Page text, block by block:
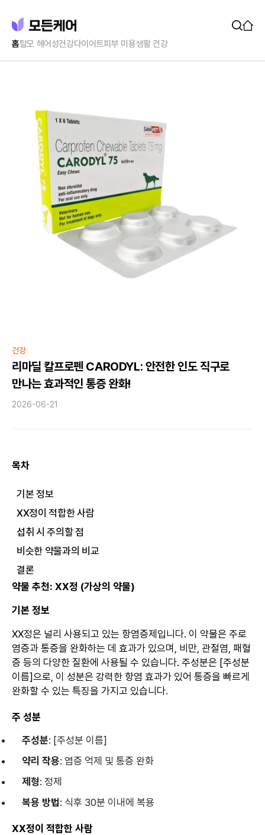
홈탈모 헤어 성건강다이어트피부 미용생활 건강
건강
리마딜 칼프로펜 CARODYL: 안전한 인도 직구로
만나는 효과적인 통증 완화!
2026-06-21
목차
기본 정보
XX정이 적합한 사람
섭취 시 주의할 점
비슷한 약물과의 비교
결론
약물 추천: XX정 (가상의 약물)
기본 정보
XX정은 널리 사용되고 있는 항염증제입니다. 이 약물은 주로
염증과 통증을 완화하는 데 효과가 있으며, 비만, 관절염, 패혈
증 등의 다양한 질환에 사용될 수 있습니다. 주성분은 [주성분
이름]으로, 이 성분은 강력한 항염 효과가 있어 통증을 빠르게
완화할 수 있는 특징을 가지고 있습니다.
주 성분
주성분: [주성분 이름]
약리 작용: 염증 억제 및 통증 완화
제형: 정제
복용 방법 : 식후 30분 이내에 복용
XX정이 적합한 사람